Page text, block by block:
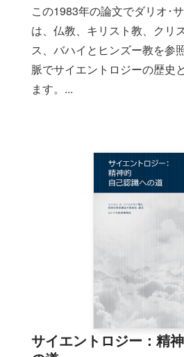
この1983年の論文でダリオ･
は、仏教、キリスト教、クリ
ス、バハイとヒンズー教を参
脈でサイエントロジーの歴史
ます。...
サイエントロジー：精